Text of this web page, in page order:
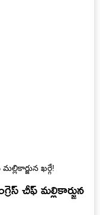
చీఫ్ మల్లికార్జున